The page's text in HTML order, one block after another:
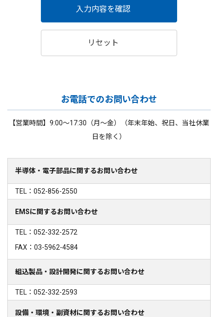
入力内容を確認
リセット
お電話でのお問い合わせ
【営業時間】9:00～17:30（月～金）（年末年始、祝日、当社休業
日を除く）
半導体・電子部品に関するお問い合わせ
TEL：052-856-2550
EMSに関するお問い合わせ
TEL：052-332-2572
FAX：03-5962-4584
組込製品・設計開発に関するお問い合わせ
TEL：052-332-2593
設備・環境・副資材に関するお問い合わせ